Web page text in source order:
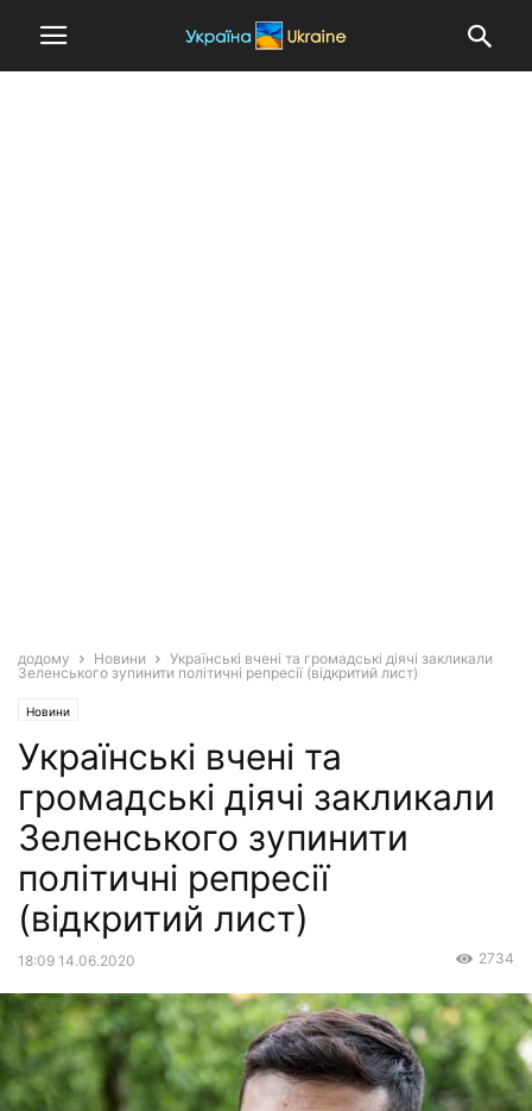
додому Новини
Українські вчені та громадські діячі закликали
Зеленського зупинити політичні репресії (відкритий лист)
Новини
Українські вчені та
громадські діячі закликали
Зеленського зупинити
політичні репресії
(відкритий лист)
18:09 14.06.2020 2734